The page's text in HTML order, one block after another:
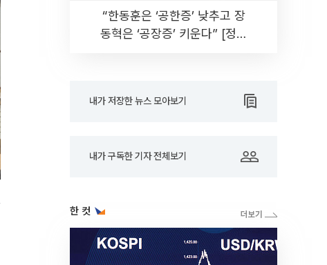
“한동훈은 ‘공한증’ 낮추고 장
동혁은 ‘공장증’ 키운다” [정치
내가 저장한 뉴스 모아보기
내가 구독한 기자 전체보기
한 컷